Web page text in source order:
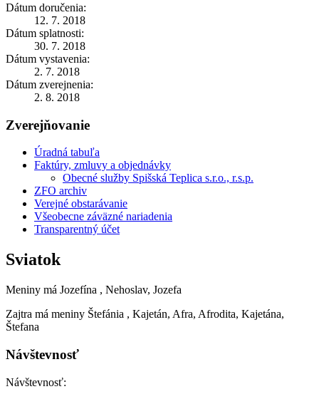
Dátum doručenia:
12. 7. 2018
Dátum splatnosti:
30. 7. 2018
Dátum vystavenia:
2. 7. 2018
Dátum zverejnenia:
2. 8. 2018
Zverejňovanie
Úradná tabuľa
Faktúry, zmluvy a objednávky
Obecné služby Spišská Teplica s.r.o., r.s.p.
ZFO archiv
Verejné obstarávanie
Všeobecne záväzné nariadenia
Transparentný účet
Sviatok
Meniny má Jozefína , Nehoslav, Jozefa
Zajtra má meniny Štefánia , Kajetán, Afra, Afrodita, Kajetána,
Štefana
Návštevnosť
Návštevnosť: